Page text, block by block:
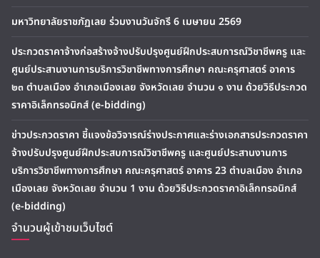
มหาวิทยาลัยราชภัฏเลย ร่วมงานวันจักรี 6 เมษายน 2569
ประกวดราคาจ้างก่อสร้างจ้างปรับปรุงศูนย์ฝึกประสบการณ์วิชาชีพครู และ
ศูนย์ประสานงานการบริการวิชาชีพทางการศึกษา คณะครุศาสตร์ อาคาร
๒๓ ตำบลเมือง อำเภอเมืองเลย จังหวัดเลย จำนวน ๑ งาน ด้วยวิธีประกวด
ราคาอิเล็กทรอนิกส์ (e-bidding)
ข่าวประกวดราคา ชี้แจงข้อวิจารณ์ร่างประกาศและร่างเอกสารประกวดราคา
จ้างปรับปรุงศูนย์ฝึกประสบการณ์วิชาชีพครู และศูนย์ประสานงานการ
บริการวิชาชีพทางการศึกษา คณะครุศาสตร์ อาคาร 23 ตำบลเมือง อำเภอ
เมืองเลย จังหวัดเลย จำนวน 1 งาน ด้วยวิธีประกวดราคาอิเล็กทรอนิกส์
(e-bidding)
จำนวนผู้เข้าชมเว็บไซต์